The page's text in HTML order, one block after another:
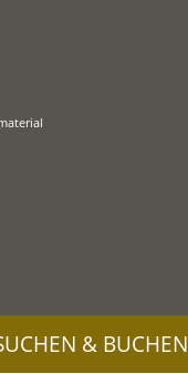
& BUCHEN